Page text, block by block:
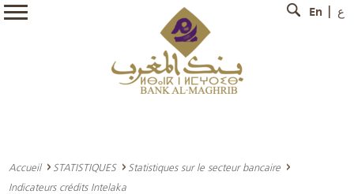
En ع
Accueil STATISTIQUES
Statistiques sur le secteur bancaire
Indicateurs crédits Intelaka